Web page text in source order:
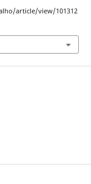
article/view/101312